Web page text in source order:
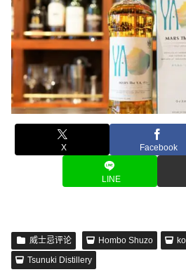
X Facebook
LINE
威士忌评论 Hombo Shuzo
Tsunuki Distillery